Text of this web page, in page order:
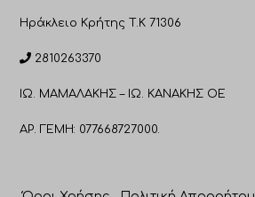
Ηράκλειο Κρήτης T.K 71306
2810263370
ΙΩ. ΜΑΜΑΛΑΚΗΣ – ΙΩ. ΚΑΝΑΚΗΣ ΟΕ
ΑΡ. ΓΕΜΗ: 077668727000.